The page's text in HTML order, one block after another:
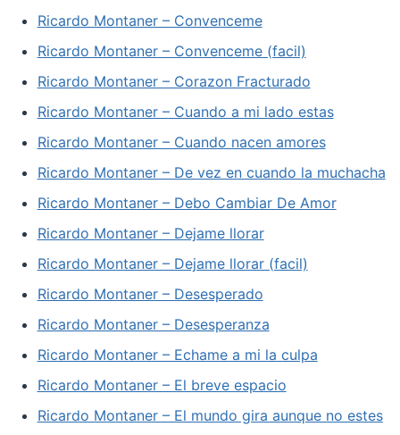
Ricardo Montaner – Convenceme
Ricardo Montaner – Convenceme (facil)
Ricardo Montaner – Corazon Fracturado
Ricardo Montaner – Cuando a mi lado estas
Ricardo Montaner – Cuando nacen amores
Ricardo Montaner – De vez en cuando la muchacha
Ricardo Montaner – Debo Cambiar De Amor
Ricardo Montaner – Dejame llorar
Ricardo Montaner – Dejame llorar (facil)
Ricardo Montaner – Desesperado
Ricardo Montaner – Desesperanza
Ricardo Montaner – Echame a mi la culpa
Ricardo Montaner – El breve espacio
Ricardo Montaner – El mundo gira aunque no estes